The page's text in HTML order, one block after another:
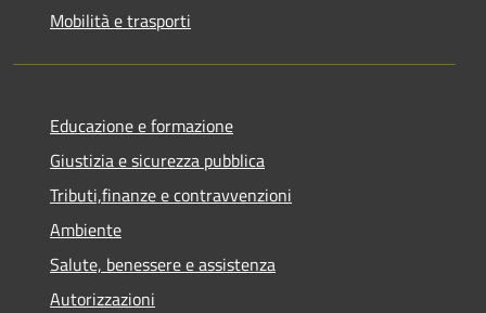
Mobilità e trasporti
Educazione e formazione
Giustizia e sicurezza pubblica
Tributi,finanze e contravvenzioni
Ambiente
Salute, benessere e assistenza
Autorizzazioni